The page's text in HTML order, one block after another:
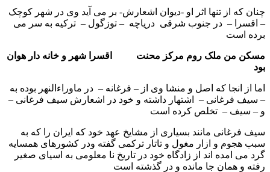
چنان که از تنها اثر او -دیوان اشعارش- بر می آید وی در شهر کوچک
– اقسرا – در جنوب شرقی دریاچه – توزگول – ترکیه به سر می
برده است
مسکن من ملک روم مرکز محنت اقسرا شهر و خانه دار هوان
بود
اما از انجا که اصل و منشا وی از – فرغانه – در ماوراءالنهر بوده به
– سیف فرغانی – اشتهار داشته و خود در اشعارش سیف فرغانی –
و – سیف – تخلص کرده است
سیف فرغانی مانند بسیاری از مشایخ عهد خود که ایران را که به
سبب هجوم و ازار مغول و تاتار ترکمی گفته ودر کشورهای همسایه
گرد می امده اند از زادگاه خود در تاریخ نا معلومی به اسیای صغیر
رفته و همان جا مانده و در گذشته است